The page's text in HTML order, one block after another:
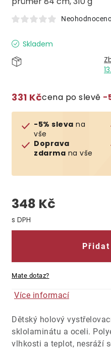
Skladem
331 Kčcena po slevě
-5% sleva na
vše
Doprava
zdarma na vše
348 Kč
Měrná cena:
Mate dotaz?
Více informací
Dětský holový
sklolaminátu a oceli.
vlhkosti a teplot, nesráží